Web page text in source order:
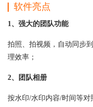
软件亮点
1、强大的团队功能
拍照、拍视频，自动同步
理效率；
2、团队相册
按水印/水印内容/时间等对